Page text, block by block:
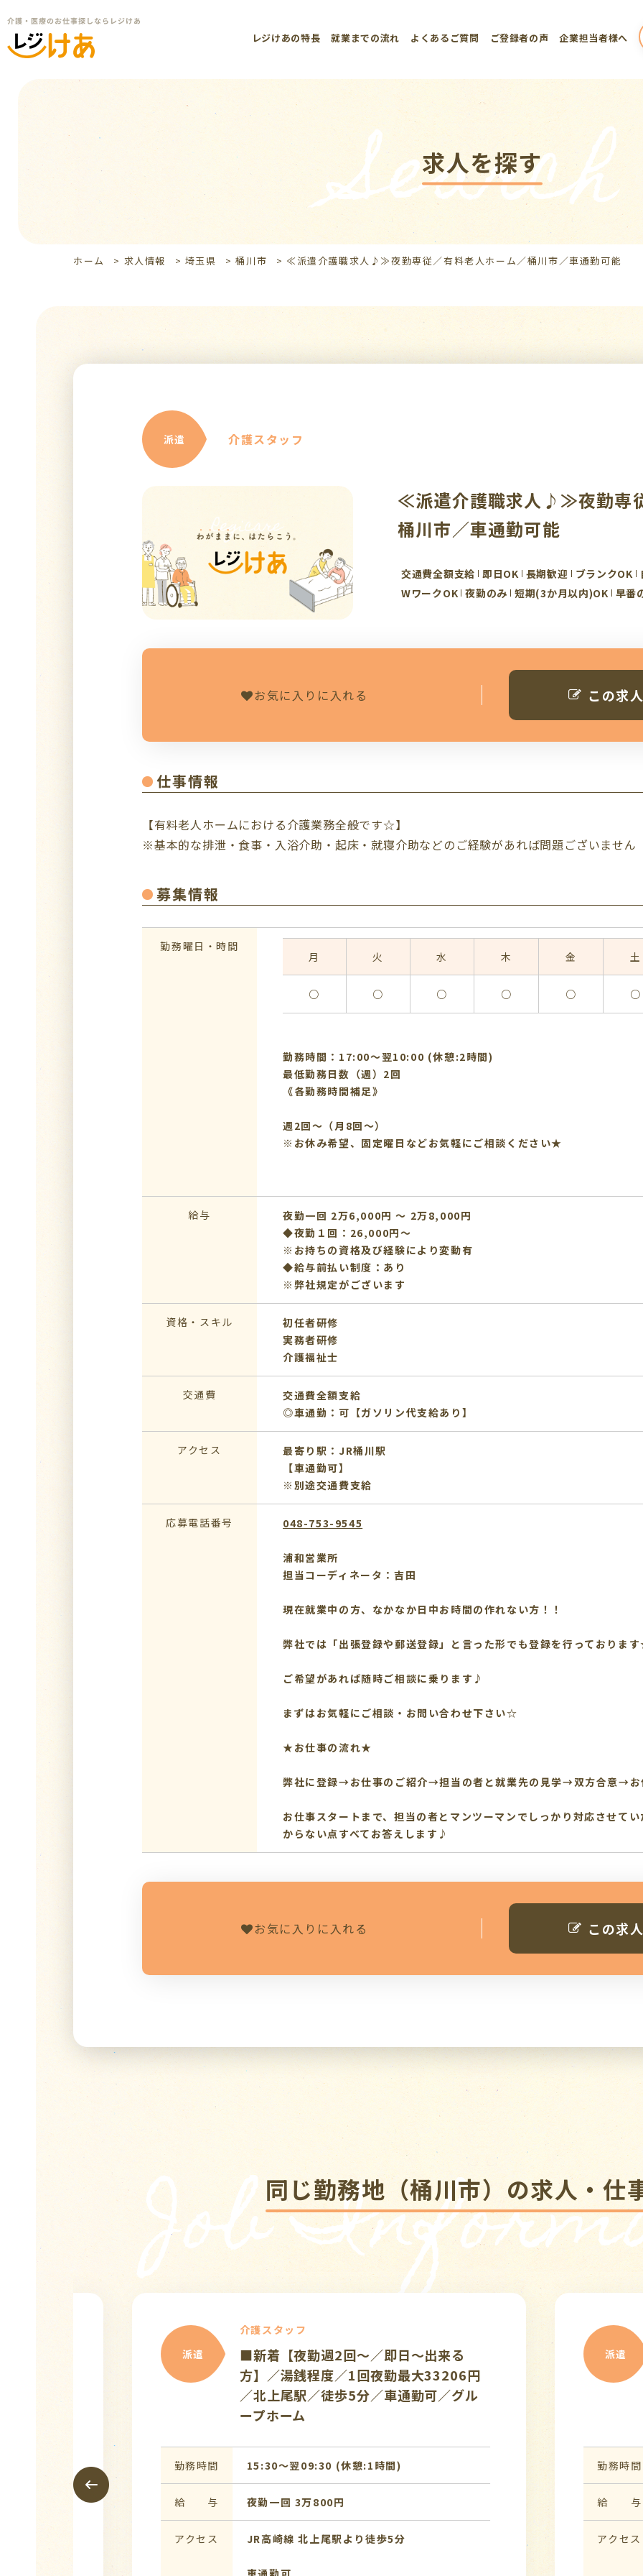
レジけあの特長 就業までの流れ よくあるご質問 ご登録者の声 企業担当者様へ
求人を探す
Search
ホーム > 求人情報 > 埼玉県 >桶川市 > ≪派遣介護職求人♪≫夜勤専従／有料老人ホーム／桶川市／車通勤可能
派遣 介護スタッフ
≪派遣介護職求人♪≫夜勤専
桶川市／車通勤可能
交通費全額支給 即日OK 長期歓迎 ブランクOK
WワークOK 夜勤のみ 短期(3か月以内)OK 早番
お気に入りに入れる この求
仕事情報
【有料老人ホームにおける介護業務全般です☆】
※基本的な排泄・食事・入浴介助・起床・就寝介助などのご経験があれば問題ございません
募集情報
勤務曜日・時間
月 火 水 木 金 土
○ ○ ○ ○ ○ ○
勤務時間：17:00〜翌10:00 (休憩:2時間)
最低勤務日数（週）2回
《各勤務時間補足》
週2回～（月8回～）
※お休み希望、固定曜日などお気軽にご相談ください★
給与
夜勤一回 2万6,000円 〜 2万8,000円
◆夜勤１回：26,000円～
※お持ちの資格及び経験により変動有
◆給与前払い制度：あり
※弊社規定がございます
資格・スキル
初任者研修
実務者研修
介護福祉士
交通費
交通費全額支給
◎車通勤：可【ガソリン代支給あり】
アクセス
最寄り駅：JR桶川駅
【車通勤可】
※別途交通費支給
応募電話番号 048-753-9545
浦和営業所
担当コーディネータ：吉田
現在就業中の方、なかなか日中お時間の作れない方！！
弊社では「出張登録や郵送登録」と言った形でも登録を行っておりま
ご希望があれば随時ご相談に乗ります♪
まずはお気軽にご相談・お問い合わせ下さい☆
★お仕事の流れ★
弊社に登録→お仕事のご紹介→担当の者と就業先の見学→双方合意→
お仕事スタートまで、担当の者とマンツーマンでしっかり対応させて
からない点すべてお答えします♪
お気に入りに入れる この求
Job同じ勤務地（桶川市）の求人・仕
介護スタッフ
【給与前払い制度あり】週2回～/1回夜
勤最大33637円★／車通勤可／グループ
ホーム／【桶川駅】車通勤OK／簡単登録
実施中！！
17:00〜翌10:00 (休憩:1時間)
夜勤一回 2万9,000円
ＪＲ高崎線「桶川駅」よりバス
介護ス
☆新
人☆
勤務時間 07:00
時給
ＪＲ
駅東